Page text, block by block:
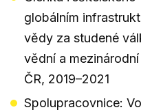
globálním
vědy za studené
vědní a
ČR, 2019–2021
Spolupracovnice: